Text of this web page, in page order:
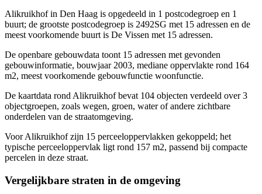
Alikruikhof in Den Haag is opgedeeld in 1 postcodegroep en 1
buurt; de grootste postcodegroep is 2492SG met 15 adressen en de
meest voorkomende buurt is De Vissen met 15 adressen.
De openbare gebouwdata toont 15 adressen met gevonden
gebouwinformatie, bouwjaar 2003, mediane oppervlakte rond 164
m2, meest voorkomende gebouwfunctie woonfunctie.
De kaartdata rond Alikruikhof bevat 104 objecten verdeeld over 3
objectgroepen, zoals wegen, groen, water of andere zichtbare
onderdelen van de straatomgeving.
Voor Alikruikhof zijn 15 perceeloppervlakken gekoppeld; het
typische perceeloppervlak ligt rond 157 m2, passend bij compacte
percelen in deze straat.
Vergelijkbare straten in de omgeving